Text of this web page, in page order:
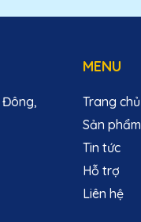
Đông,
MENU
Trang chủ
Sản phẩm
Tin tức
Hỗ trợ
Liên hệ